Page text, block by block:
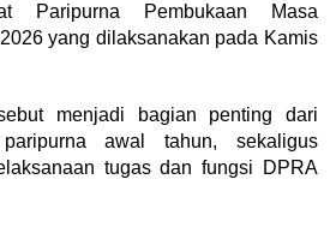
Paripurna Pembukaan Masa
yang dilaksanakan pada Kamis
menjadi bagian penting dari
awal tahun, sekaligus
tugas dan fungsi DPRA